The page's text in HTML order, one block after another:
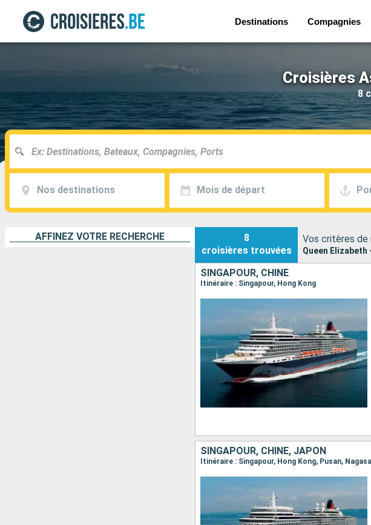
Destinations Compagnies
Croisières
8
Nos destinations Mois de départ
AFFINEZ VOTRE RECHERCHE
8
croisières trouvées
Vos critères de
Queen Elizabeth
SINGAPOUR, CHINE
Itinéraire : Singapour, Hong Kong
SINGAPOUR, CHINE, JAPON
Itinéraire : Singapour, Hong Kong, Pusan,